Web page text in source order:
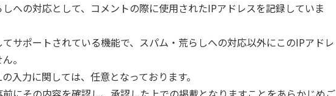
への対応として、コメントの際に使用されたIPアドレスを記録していま
サポートされている機能で、スパム・荒らしへの対応以外にこのIPアドレ
。
入力に関しては、任意となっております。